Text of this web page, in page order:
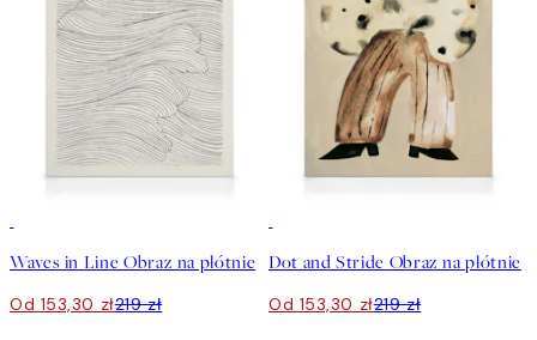
Waves in Line Obraz na płótnie
Od 153,30 zł219 zł
Dot and Stride Obraz na płótnie
Od 153,30 zł219 zł